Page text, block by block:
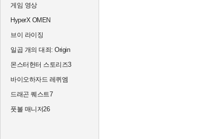
게임 영상
HyperX OMEN
브이 라이징
일곱 개의 대죄: Origin
몬스터헌터 스토리즈3
바이오하자드 레퀴엠
드래곤 퀘스트7
풋볼 매니저26